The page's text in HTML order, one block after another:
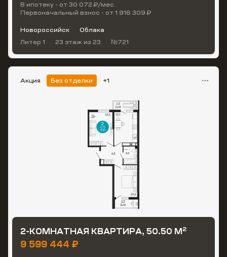
В ипотеку - от 30 072 ₽/мес.
Первоначальный взнос - от 1 916 309 ₽
Новороссийск
Облака
Литер 1
23 этаж из 23 №721
Акция Без отделки +1
2-КОМНАТНАЯ КВАРТИРА, 50.50 М2
9 599 444 ₽